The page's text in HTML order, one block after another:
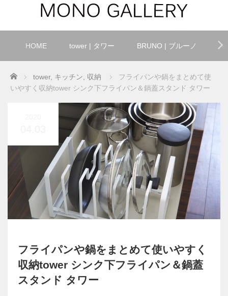
HOME tower | タワー BRUNO | ブルーノ キ
Home tower, キッチン 収納
フライパンや鍋をまとめて使
いやすく収納tower シンク下フライパン＆鍋蓋スタンド タワー
フライパンや鍋をまとめて使いやすく
収納tower シンク下フライパン＆鍋蓋
スタンド タワー